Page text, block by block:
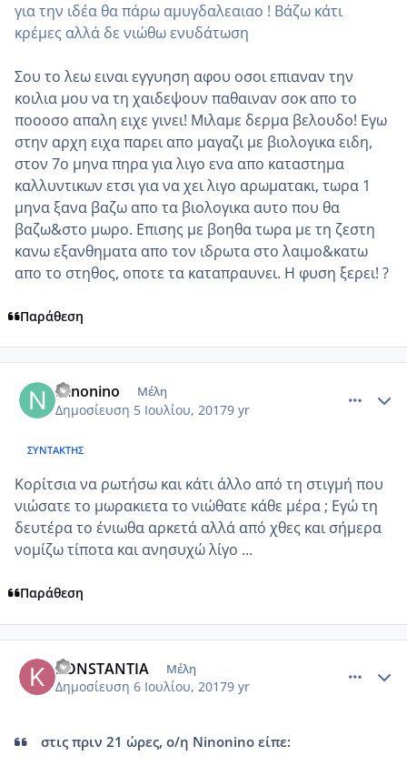
για την ιδέα θα πάρω αμυγδαλεαιαο ! Βάζω κάτι
κρέμες αλλά δε νιώθω ενυδάτωση
Σου το λεω ειναι εγγυηση αφου οσοι επιαναν την
κοιλια μου να τη χαιδεψουν παθαιναν σοκ απο το
ποοοσο απαλη ειχε γινει! Μιλαμε δερμα βελουδο! Εγω
στην αρχη ειχα παρει απο μαγαζι με βιολογικα ειδη,
στον 7ο μηνα πηρα για λιγο ενα απο καταστημα
καλλυντικων ετσι για να χει λιγο αρωματακι, τωρα 1
μηνα ξανα βαζω απο τα βιολογικα αυτο που θα
βαζω&στο μωρο. Επισης με βοηθα τωρα με τη ζεστη
κανω εξανθηματα απο τον ιδρωτα στο λαιμο&κατω
απο το στηθος, οποτε τα καταπραυνει. Η φυση ξερει! ?
Παράθεση
Ninonino Μέλη
Δημοσίευση 5 Ιουλίου, 20179 yr
ΣΥΝΤΆΚΤΗΣ
Κορίτσια να ρωτήσω και κάτι άλλο από τη στιγμή που
νιώσατε το μωρακιετα το νιώθατε κάθε μέρα ; Εγώ τη
δευτέρα το ένιωθα αρκετά αλλά από χθες και σήμερα
νομίζω τίποτα και ανησυχώ λίγο ...
Παράθεση
KONSTANTIA Μέλη
Δημοσίευση 6 Ιουλίου, 20179 yr
στις πριν 21 ώρες, ο/η Ninonino είπε: